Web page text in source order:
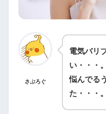
さぶろぐ
電気バリ
い・・・。
悩んでる
た・・・。